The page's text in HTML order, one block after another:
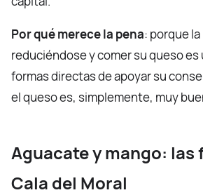
Por qué merece la pena: porque
reduciéndose y comer su queso es
formas directas de apoyar su
el queso es, simplemente, muy
Aguacate y mango: las
Cala del Moral